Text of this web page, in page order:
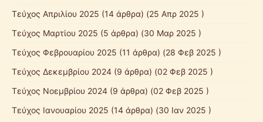
Τεύχος Απριλίου 2025 (14 άρθρα) (25 Απρ 2025 )
Τεύχος Μαρτίου 2025 (5 άρθρα) (30 Μαρ 2025 )
Τεύχος Φεβρουαρίου 2025 (11 άρθρα) (28 Φεβ 2025 )
Τεύχος Δεκεμβρίου 2024 (9 άρθρα) (02 Φεβ 2025 )
Τεύχος Νοεμβρίου 2024 (9 άρθρα) (02 Φεβ 2025 )
Τεύχος Ιανουαρίου 2025 (14 άρθρα) (30 Ιαν 2025 )